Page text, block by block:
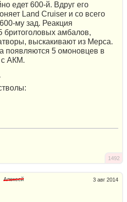
едет 600-й. Вдруг его
Land Cruiser и со всего
му зад. Реакция
бритоголовых амбалов,
выскакивают из Мерсa.
появляются 5 омоновцев в
с АКМ.
1492
3 авг 2014
Алексей